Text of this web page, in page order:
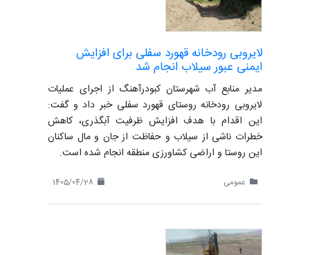
لایروبی رودخانه قهورد سفلی برای افزایش
ایمنی عبور سیلاب انجام شد
مدیر منابع آب شهرستان کبودرآهنگ از اجرای عملیات
لایروبی رودخانه روستای قهورد سفلی خبر داد و گفت:
این اقدام با هدف افزایش ظرفیت آبگذری، کاهش
خطرات ناشی از سیلاب و حفاظت از جان و مال ساکنان
این روستا و اراضی کشاورزی منطقه انجام شده است.
عمومی